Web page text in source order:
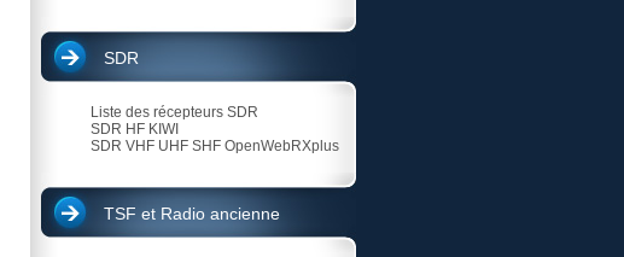
SDR
Liste des récepteurs SDR
SDR HF KIWI
SDR VHF UHF SHF OpenWebRXplus
TSF et Radio ancienne